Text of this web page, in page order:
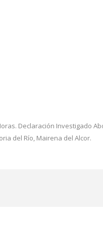
Declaración Investigado
del Río, Mairena del Alcor.